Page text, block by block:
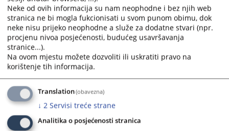
shortcuts
for
changing
dates.
shortcuts
for
changing
dates.
15.01.2025.
07.01.2025.
Rješenje - 01-07-10-25-2/2025
30.12.2024.
Rješenje - 01-07-10-51-296/2024
27.12.2024.
Rješenje - 01-07-10-51-295/2024
Neke od ovih informacija su nam neophodne i bez njih web
stranica ne bi mogla fukcionisati u svom punom obimu, dok
neke nisu prijeko neophodne a služe za dodatne stvari (npr.
procjenu nivoa posjećenosti, budućeg usavršavanja
stranice...).
Na ovom mjestu možete dozvoliti ili uskratiti pravo na
korištenje tih informacija.
Translation(obavezna)
↓ 2 Servisi treće strane
Analitika o posjećenosti stranica